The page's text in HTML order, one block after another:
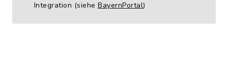
Integration (siehe BayernPortal)